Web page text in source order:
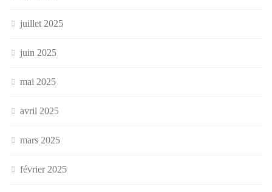
juillet 2025
juin 2025
mai 2025
avril 2025
mars 2025
février 2025